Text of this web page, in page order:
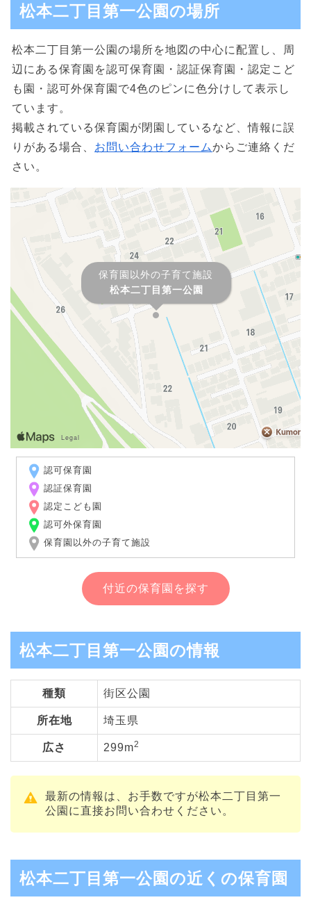
松本二丁目第一公園の場所
松本二丁目第一公園の場所を地図の中心に配置し、周
辺にある保育園を認可保育園・認証保育園・認定こど
も園・認可外保育園で4色のピンに色分けして表示し
ています。
掲載されている保育園が閉園しているなど、情報に誤
りがある場合、 お問い合わせフォームからご連絡くだ
さい。
保育園以外の子育て施設
松本二丁目第一公園
認可保育園
認証保育園
認定こども園
認可外保育園
保育園以外の子育て施設
付近の保育園を探す
松本二丁目第一公園の情報
種類 街区公園
所在地 埼玉県
広さ 299m2
最新の情報は、お手数ですが松本二丁目第一
公園に直接お問い合わせください。
松本二丁目第一公園の近くの保育園